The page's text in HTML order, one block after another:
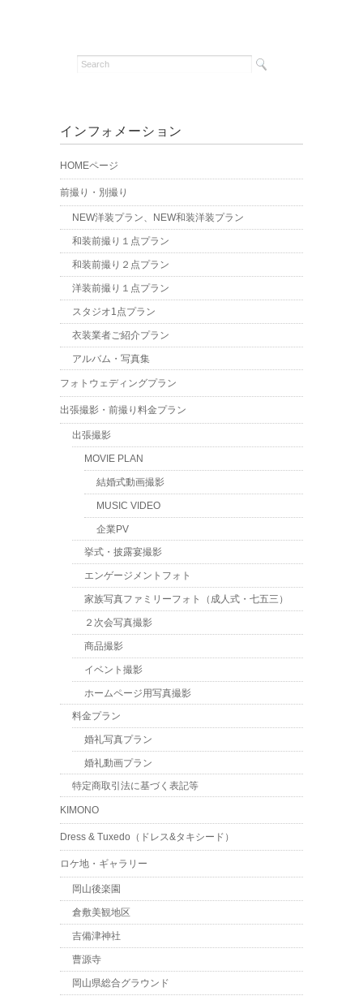
インフォメーション
HOMEページ
前撮り・別撮り
NEW洋装プラン、NEW和装洋装プラン
和装前撮り１点プラン
和装前撮り２点プラン
洋装前撮り１点プラン
スタジオ1点プラン
衣装業者ご紹介プラン
アルバム・写真集
フォトウェディングプラン
出張撮影・前撮り料金プラン
出張撮影
MOVIE PLAN
結婚式動画撮影
MUSIC VIDEO
企業PV
挙式・披露宴撮影
エンゲージメントフォト
家族写真ファミリーフォト（成人式・七五三）
２次会写真撮影
商品撮影
イベント撮影
ホームページ用写真撮影
料金プラン
婚礼写真プラン
婚礼動画プラン
特定商取引法に基づく表記等
KIMONO
Dress & Tuxedo（ドレス&タキシード）
ロケ地・ギャラリー
岡山後楽園
倉敷美観地区
吉備津神社
曹源寺
岡山県総合グラウンド